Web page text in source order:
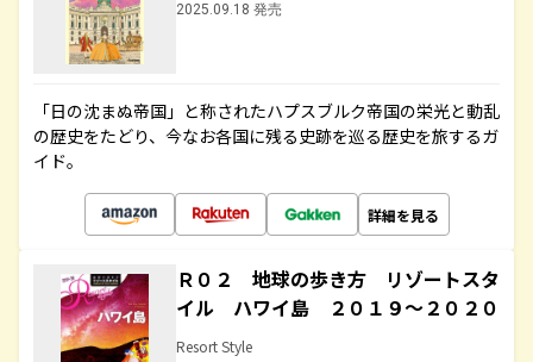
2025.09.18 発売
「日の沈まぬ帝国」と称されたハプスブルク帝国の栄光と動乱
の歴史をたどり、今なお各国に残る史跡を巡る歴史を旅するガ
イド。
詳細を見る
Ｒ０２ 地球の歩き方 リゾートスタ
イル ハワイ島 ２０１９～２０２０
Resort Style